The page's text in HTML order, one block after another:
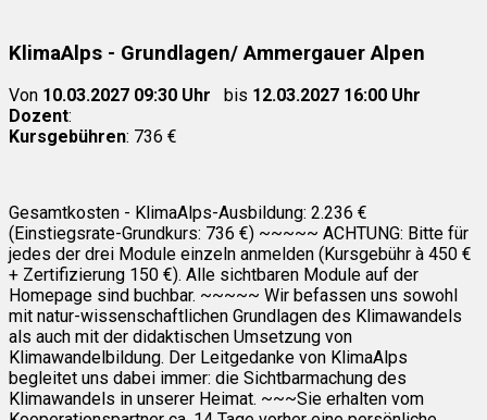
KlimaAlps - Grundlagen/ Ammergauer Alpen
Von 10.03.2027 09:30 Uhr bis 12.03.2027 16:00 Uhr
Dozent:
Kursgebühren: 736 €
Gesamtkosten - KlimaAlps-Ausbildung: 2.236 €
(Einstiegsrate-Grundkurs: 736 €) ~~~~~ ACHTUNG: Bitte für
jedes der drei Module einzeln anmelden (Kursgebühr à 450 €
+ Zertifizierung 150 €). Alle sichtbaren Module auf der
Homepage sind buchbar. ~~~~~ Wir befassen uns sowohl
mit natur-wissenschaftlichen Grundlagen des Klimawandels
als auch mit der didaktischen Umsetzung von
Klimawandelbildung. Der Leitgedanke von KlimaAlps
begleitet uns dabei immer: die Sichtbarmachung des
Klimawandels in unserer Heimat. ~~~Sie erhalten vom